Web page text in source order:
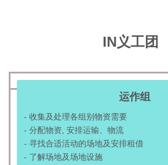
IN义工团
运作组
- 收集及处理各组别物资需要
- 分配物资, 安排运输、物流
- 寻找合适活动的场地及安排租借
- 了解场地及场地设施